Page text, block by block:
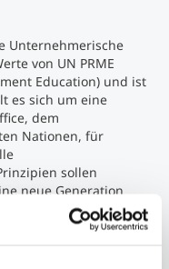
Unternehmerische
von UN PRME
Education) und ist
es sich um eine
dem
Nationen, für
sollen
neue Generation
in der Lage sind,
Wirtschaft und